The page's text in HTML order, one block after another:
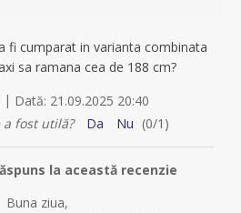
fi cumparat in varianta combinata
sa ramana cea de 188 cm?
| Dată: 21.09.2025 20:40
a fost utilă?
Da Nu (0/1 )
la această recenzie
Buna ziua,